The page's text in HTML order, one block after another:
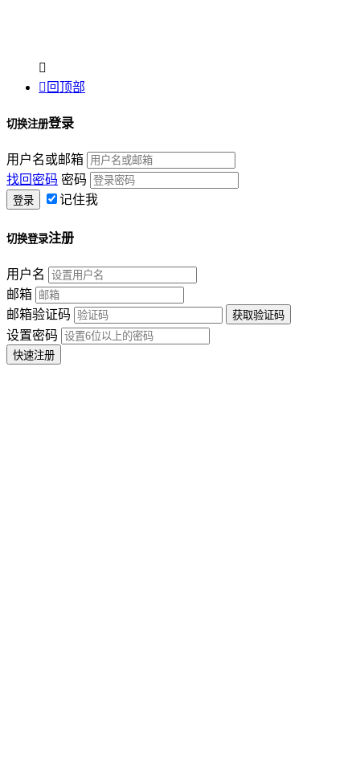

 回顶部
切换注册登录
用户名或邮箱
找回密码 密码
记住我
切换登录注册
用户名
邮箱
邮箱验证码
设置密码